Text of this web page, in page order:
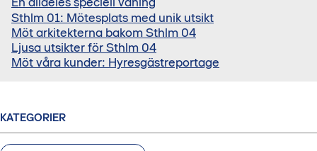
Sthlm 01: Mötesplats med unik utsikt
Möt arkitekterna bakom Sthlm 04
Ljusa utsikter för Sthlm 04
Möt våra kunder: Hyresgästreportage
KATEGORIER